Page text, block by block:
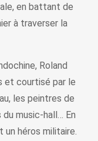
en battant de
à traverser la
Roland
et courtisé par le
les peintres de
music-hall… En
héros militaire.